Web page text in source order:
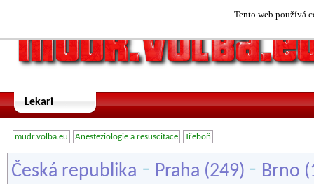
Tento web používá
Lekari
mudr.volba.eu Anesteziologie a resuscitace Třeboň
Česká republika - Praha (249) - Brno